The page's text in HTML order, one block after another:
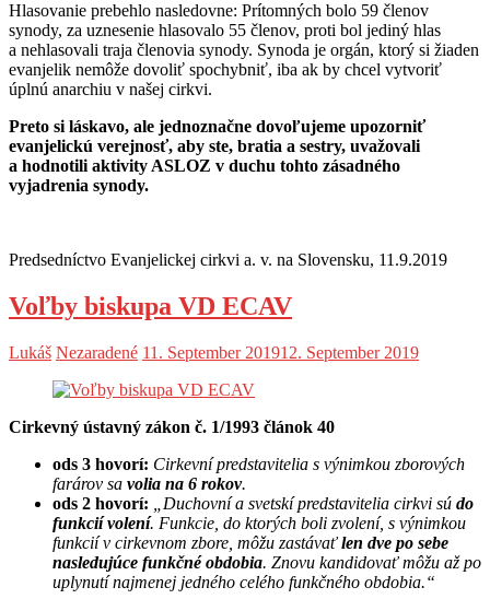
Hlasovanie prebehlo nasledovne: Prítomných bolo 59 členov
synody, za uznesenie hlasovalo 55 členov, proti bol jediný hlas
a nehlasovali traja členovia synody. Synoda je orgán, ktorý si žiaden
evanjelik nemôže dovoliť spochybniť, iba ak by chcel vytvoriť
úplnú anarchiu v našej cirkvi.
Preto si láskavo, ale jednoznačne dovoľujeme upozorniť
evanjelickú verejnosť, aby ste, bratia a sestry, uvažovali
a hodnotili aktivity ASLOZ v duchu tohto zásadného
vyjadrenia synody.
Predsedníctvo Evanjelickej cirkvi a. v. na Slovensku, 11.9.2019
Voľby biskupa VD ECAV
Lukáš Nezaradené 11. September 201912. September 2019
Cirkevný ústavný zákon č. 1/1993 článok 40
ods 3 hovorí: Cirkevní predstavitelia s výnimkou zborových
farárov sa volia na 6 rokov.
ods 2 hovorí:
„Duchovní a svetskí predstavitelia cirkvi sú do
funkcií volení. Funkcie, do ktorých boli zvolení, s výnimkou
funkcií v cirkevnom zbore, môžu zastávaťlen dve po sebe
nasledujúce funkčné obdobia. Znovu kandidovať môžu až po
uplynutí najmenej jedného celého funkčného obdobia.“